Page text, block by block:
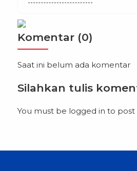
bisnis digital, yang menjadi
keahlian di bidang ini.
Indonesia, […]
Komentar (0)
Saat ini belum ada komentar
Silahkan tulis
You must be logged in to post